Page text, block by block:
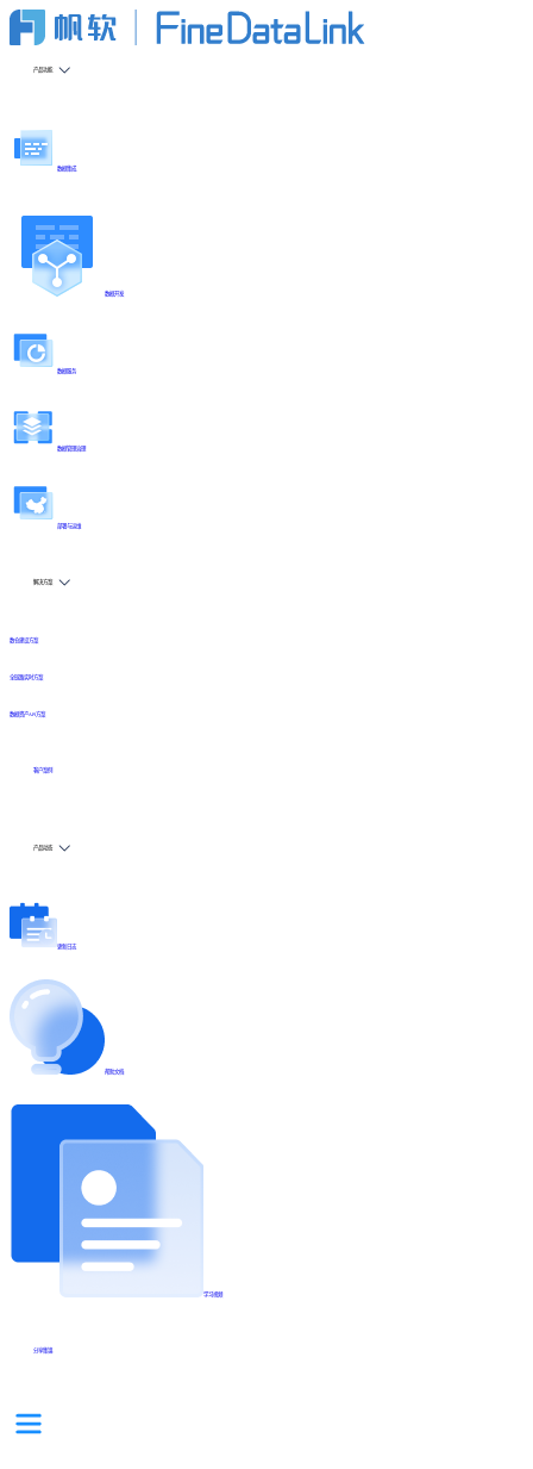
产品功能
数据集成
数据开发
数据服务
数据管理治理
部署与运维
解决方案
数仓建设方案
全链路实时方案
数据资产API方案
客户案例
产品动态
更新日志
帮助文档
学习视频
分享集锦